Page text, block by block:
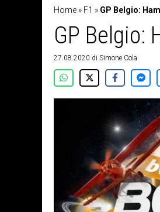
Home » F1 » GP Belgio:
GP Belgio:
27.08.2020 di Simone Cola